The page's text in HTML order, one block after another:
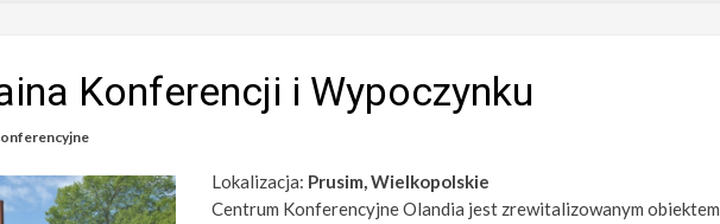
Konferencji i Wypoczynku
Lokalizacja: Prusim, Wielkopolskie
Centrum Konferencyjne Olandia jest zrewitalizowanym obiektem